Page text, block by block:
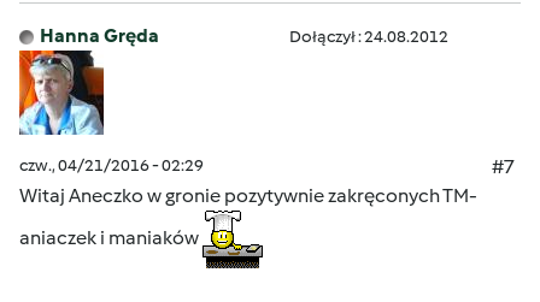
Hanna Gręda Dołączył : 24.08.2012
czw., 04/21/2016 - 02:29
#7
Witaj Aneczko w gronie pozytywnie zakręconych TM-
aniaczek i maniaków